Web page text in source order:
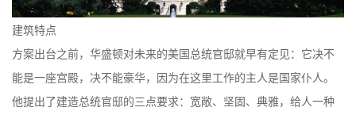
建筑特点
方案出台之前，华盛顿对未来的美国总统官邸就早有定见：它决不
能是一座宫殿，决不能豪华，因为在这里工作的主人是国家仆人。
他提出了建造总统官邸的三点要求：宽敞、坚固、典雅，给人一种